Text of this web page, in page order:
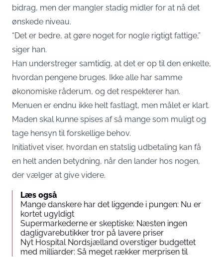
bidrag, men der mangler stadig midler for at nå det
ønskede niveau.
“Det er bedre, at gøre noget for nogle rigtigt fattige,”
siger han.
Han understreger samtidig, at det er op til den enkelte,
hvordan pengene bruges. Ikke alle har samme
økonomiske råderum, og det respekterer han.
Menuen er endnu ikke helt fastlagt, men målet er klart.
Maden skal kunne spises af så mange som muligt og
tage hensyn til forskellige behov.
Initiativet viser, hvordan en statslig udbetaling kan få
en helt anden betydning, når den lander hos nogen,
der vælger at give videre.
Læs også
Mange danskere har det liggende i pungen: Nu er
kortet ugyldigt
Supermarkederne er skeptiske: Næsten ingen
dagligvarebutikker tror på lavere priser
Nyt Hospital Nordsjælland overstiger budgettet
med milliarder: Så meget rækker merprisen til